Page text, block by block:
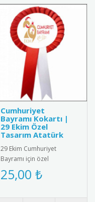
Cumhuriyet
Bayramı Kokartı |
29 Ekim Özel
Tasarım Atatürk
29 Ekim Cumhuriyet
Bayramı için özel
tasarlanmış, kaliteli metal
ve emaye malzemeden
25,00 ₺